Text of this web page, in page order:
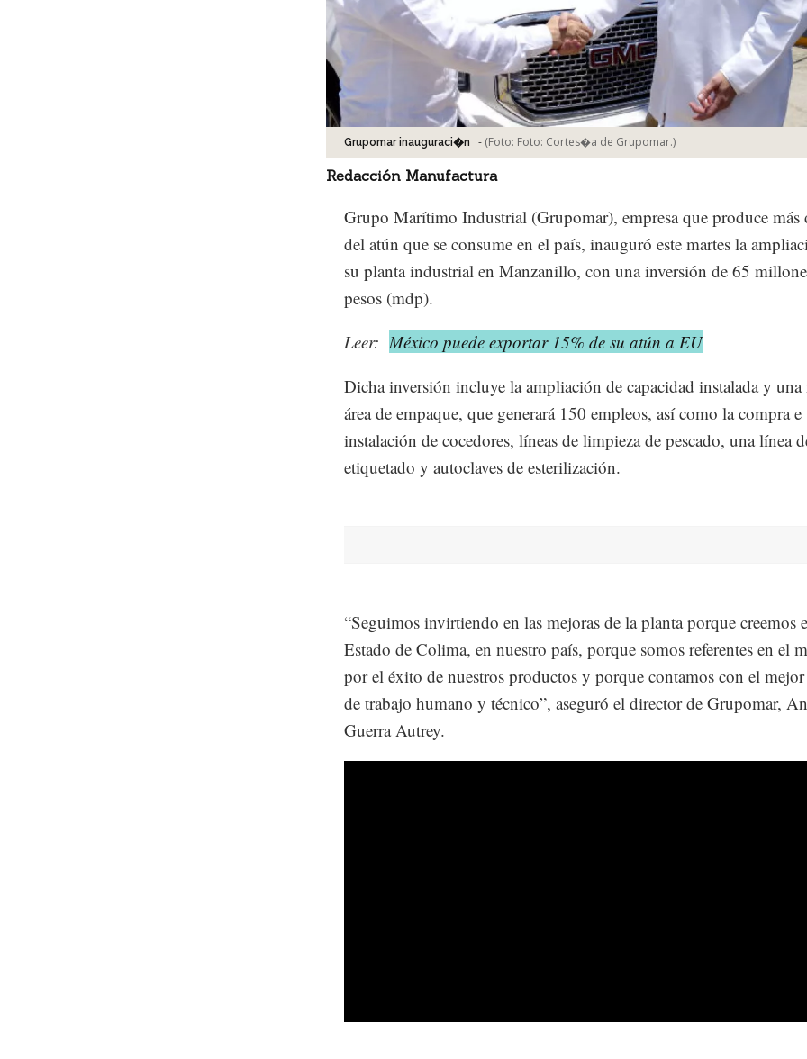
Grupomar inauguraci�n - (Foto: Foto: Cortes�a de Grupomar.)
Redacción Manufactura
Grupo Marítimo Industrial (Grupomar), empresa que produce más
del atún que se consume en el país, inauguró este martes la
su planta industrial en Manzanillo, con una inversión de 65
pesos (mdp).
Leer: México puede exportar 15% de su atún a EU
Dicha inversión incluye la ampliación de capacidad instalada y una
área de empaque, que generará 150 empleos, así como la compra e
instalación de cocedores, líneas de limpieza de pescado, una línea
etiquetado y autoclaves de esterilización.
“Seguimos invirtiendo en las mejoras de la planta porque creemos
Estado de Colima, en nuestro país, porque somos referentes en el
por el éxito de nuestros productos y porque contamos con el
de trabajo humano y técnico”, aseguró el director de Grupomar,
Guerra Autrey.